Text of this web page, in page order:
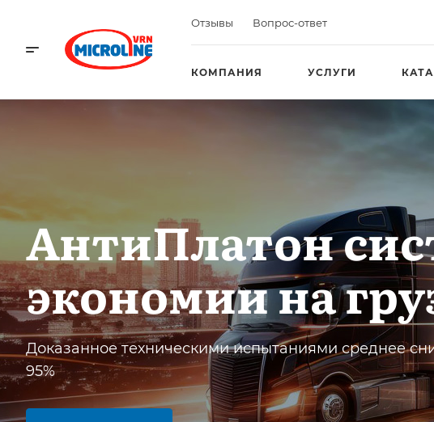
Отзывы Вопрос-ответ
КОМПАНИЯ УСЛУГИ
АнтиПлатон
экономии на
Доказанное техническими испытаниями среднее
95%